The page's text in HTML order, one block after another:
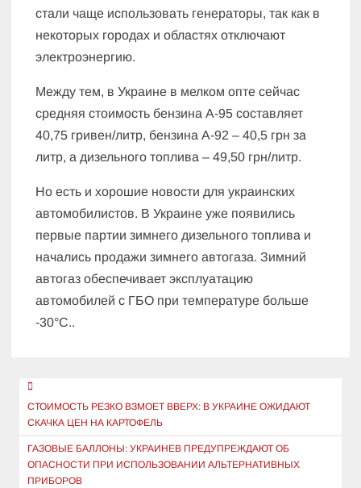
стали чаще использовать генераторы, так как в
некоторых городах и областях отключают
электроэнергию.
Между тем, в Украине в мелком опте сейчас
средняя стоимость бензина А-95 составляет
40,75 гривен/литр, бензина А-92 – 40,5 грн за
литр, а дизельного топлива – 49,50 грн/литр.
Но есть и хорошие новости для украинских
автомобилистов. В Украине уже появились
первые партии зимнего дизельного топлива и
начались продажи зимнего автогаза. Зимний
автогаз обеспечивает эксплуатацию
автомобилей с ГБО при температуре больше
-30°C..
Навигация
по
записям
СТОИМОСТЬ РЕЗКО ВЗМОЕТ ВВЕРХ: В УКРАИНЕ ОЖИДАЮТ
СКАЧКА ЦЕН НА КАРТОФЕЛЬ
ГАЗОВЫЕ БАЛЛОНЫ: УКРАИНЕВ ПРЕДУПРЕЖДАЮТ ОБ
ОПАСНОСТИ ПРИ ИСПОЛЬЗОВАНИИ АЛЬТЕРНАТИВНЫХ
ПРИБОРОВ